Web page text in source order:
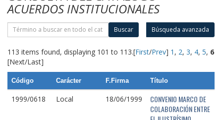
ACUERDOS INSTITUCIONALES
Buscar Búsqueda avanzada
113 items found, displaying 101 to 113.[First/Prev] 1 , 2, 3, 4, 5, 6
[Next/Last]
Código Carácter F.Firma Título
1999/0618 Local 18/06/1999
CONVENIO MARCO DE
COLABORACIÓN ENTRE